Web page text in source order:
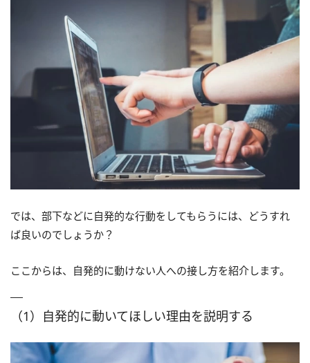
では、部下などに自発的な行動をしてもらうには、どうすれ
ば良いのでしょうか？
ここからは、自発的に動けない人への接し方を紹介します。
（1）自発的に動いてほしい理由を説明する